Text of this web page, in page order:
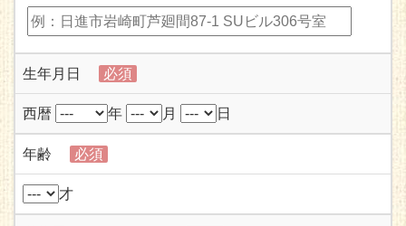
生年月日 必須
西暦 年 月 日
年齢 必須
才